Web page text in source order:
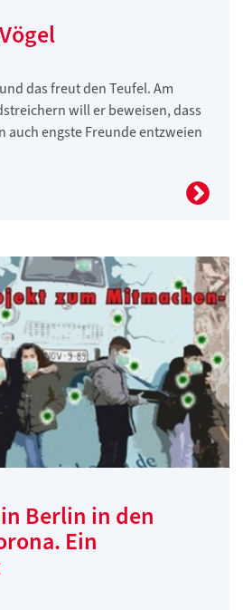
das freut den Teufel. Am
will er beweisen, dass
auch engste Freunde entzweien
Berlin in den
Ein